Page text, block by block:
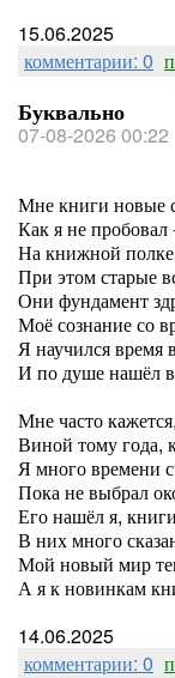
15.06.2025
комментарии: 0
Буквально
07-08-2026 00:22
Мне книги новые
Как я не пробовал
На книжной полке
При этом старые
Они фундамент
Моё сознание со
Я научился время
И по душе нашёл
Мне часто
Виной тому года,
Я много времени
Пока не выбрал
Его нашёл я,
В них много
Мой новый мир
А я к новинкам
14.06.2025
комментарии: 0